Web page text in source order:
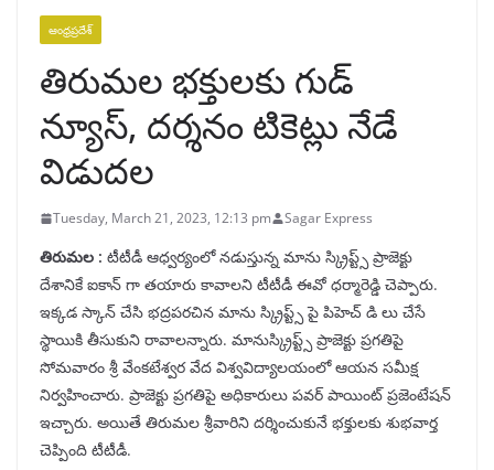
ఆంధ్రప్రదేశ్
తిరుమల భక్తులకు గుడ్
న్యూస్, దర్శనం టికెట్లు నేడే
విడుదల
Tuesday, March 21, 2023, 12:13 pm Sagar Express
తిరుమల : టీటీడీ ఆధ్వర్యంలో నడుస్తున్న మాను స్క్రిప్ట్స్ ప్రాజెక్టు
దేశానికే ఐకాన్ గా తయారు కావాలని టీటీడీ ఈవో ధర్మారెడ్డి చెప్పారు.
ఇక్కడ స్కాన్ చేసి భద్రపరచిన మాను స్క్రిప్ట్స్ పై పిహెచ్ డి లు చేసే
స్థాయికి తీసుకుని రావాలన్నారు. మానుస్క్రిప్ట్స్ ప్రాజెక్టు ప్రగతిపై
సోమవారం శ్రీ వేంకటేశ్వర వేద విశ్వవిద్యాలయంలో ఆయన సమీక్ష
నిర్వహించారు. ప్రాజెక్టు ప్రగతిపై అధికారులు పవర్ పాయింట్ ప్రజెంటేషన్
ఇచ్చారు. అయితే తిరుమల శ్రీవారిని దర్శించుకునే భక్తులకు శుభవార్త
చెప్పింది టీటీడీ.